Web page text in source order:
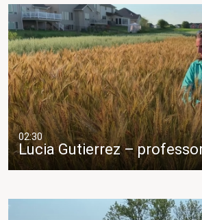
02:30
Lucia Gutierrez –